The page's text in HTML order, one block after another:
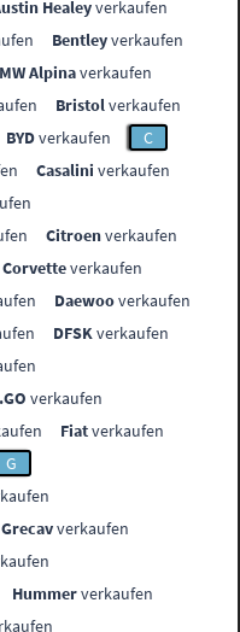
Healeyverkaufen
Bentleyverkaufen
Alpinaverkaufen
Bristolverkaufen
BYDverkaufen
C
Casalini verkaufen
Citroenverkaufen
Corvetteverkaufen
Daewooverkaufen
DFSKverkaufen
verkaufen
Fiatverkaufen
G
Grecavverkaufen
Hummerverkaufen